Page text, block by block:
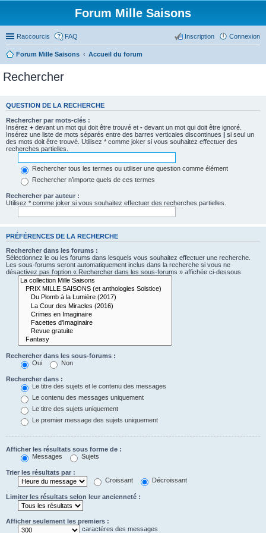
Forum Mille Saisons
Raccourcis FAQ Connexion
Inscription
Forum Mille Saisons Accueil du forum
Rechercher
QUESTION DE LA RECHERCHE
Rechercher par mots-clés :
Insérez + devant un mot qui doit être trouvé et - devant un mot qui doit être ignoré.
Insérez une liste de mots séparés entre des barres verticales discontinues | si seul un
des mots doit être trouvé. Utilisez * comme joker si vous souhaitez effectuer des
recherches partielles.
Rechercher tous les termes ou utiliser une question comme élément
Rechercher n’importe quels de ces termes
Rechercher par auteur :
Utilisez * comme joker si vous souhaitez effectuer des recherches partielles.
PRÉFÉRENCES DE LA RECHERCHE
Rechercher dans les forums :
Sélectionnez le ou les forums dans lesquels vous souhaitez effectuer une recherche.
Les sous-forums seront automatiquement inclus dans la recherche si vous ne
désactivez pas l’option « Rechercher dans les sous-forums » affichée ci-dessous.
Rechercher dans les sous-forums :
Oui
Non
Rechercher dans :
Le titre des sujets et le contenu des messages
Le contenu des messages uniquement
Le titre des sujets uniquement
Le premier message des sujets uniquement
Afficher les résultats sous forme de :
Messages
Sujets
Trier les résultats par :
Croissant
Décroissant
Limiter les résultats selon leur ancienneté :
Afficher seulement les premiers :
caractères des messages